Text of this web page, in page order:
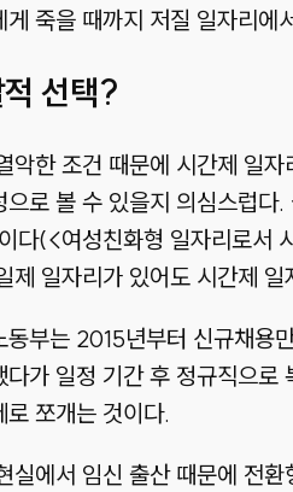
게 죽을 때까지 저질 일자리에
선택?
악한 조건 때문에 시간제 일
으로 볼 수 있을지 의심스럽다
다(<여성친화형 일자리로서
제 일자리가 있어도 시간제
동부는 2015년부터 신규채용
다가 일정 기간 후 정규직으로
로 쪼개는 것이다.
실에서 임신 출산 때문에 전